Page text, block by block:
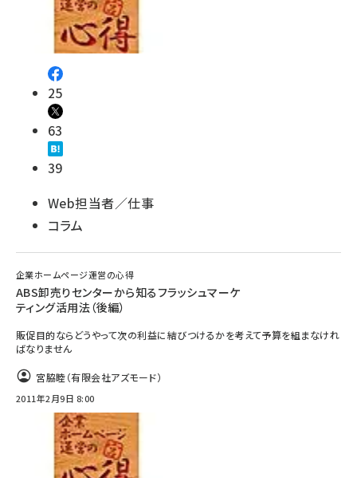
25
63
39
Web担当者／仕事
コラム
企業ホームページ運営の心得
ABS卸売りセンターから知るフラッシュマーケ
ティング活用法（後編）
販促目的ならどうやって次の利益に結びつけるかを考えて予算を組まなけれ
ばなりません
宮脇睦（有限会社アズモード）
2011年2月9日 8:00